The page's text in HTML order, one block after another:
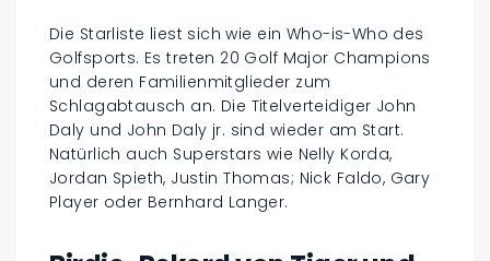
Die Starliste liest sich wie ein Who-is-Who des
Golfsports. Es treten 20 Golf Major Champions
und deren Familienmitglieder zum
Schlagabtausch an. Die Titelverteidiger John
Daly und John Daly jr. sind wieder am Start.
Natürlich auch Superstars wie Nelly Korda,
Jordan Spieth, Justin Thomas; Nick Faldo, Gary
Player oder Bernhard Langer.